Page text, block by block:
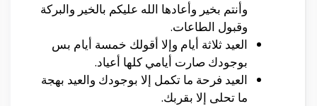
وأنتم بخير وأعادها الله عليكم بالخير والبركة
وقبول الطاعات.
العيد ثلاثة أيام وإلا أقولك خمسة أيام بس
بوجودك صارت أيامي كلها أعياد.
العيد فرحة ما تكمل إلا بوجودك والعيد بهجة
ما تحلى إلا بقربك.